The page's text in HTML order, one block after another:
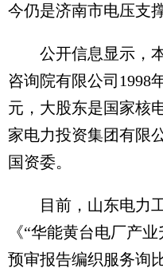
今仍是济南市电压支
公开信息显示，本
咨询院有限公司1998
元，大股东是国家核
家电力投资集团有限
国资委。
目前，山东电力工
《“华能黄台电厂产
预审报告编织服务询